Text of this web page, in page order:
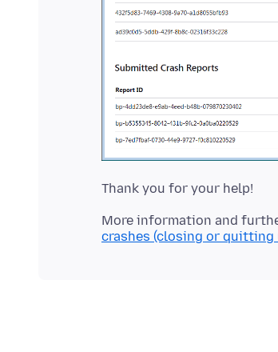
More information and
crashes (closing or quitting